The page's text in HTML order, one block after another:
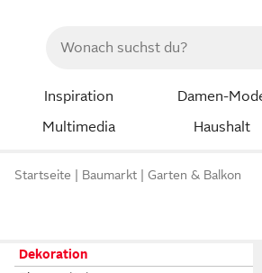
Inspiration Damen-
Multimedia
Haushalt
Startseite Baumarkt Garten & Balkon
Dekoration